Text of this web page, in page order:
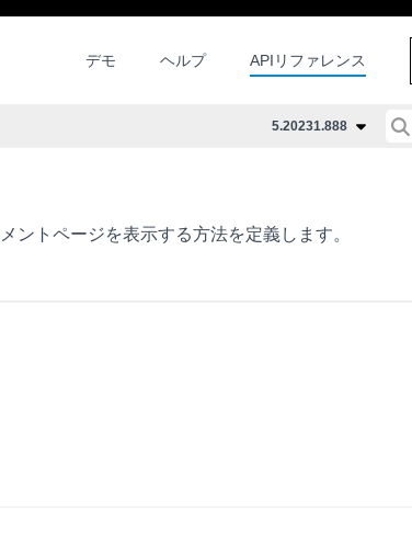
デモ ヘルプ APIリファレンス
5.20231.888
ントページを表示する方法を定義します。